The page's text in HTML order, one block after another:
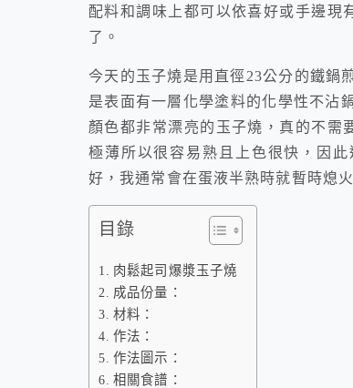
配料和調味上都可以依喜好或手邊現
了。
今天的玉子燒是用直徑23公分的鐵鍋
是表面有一層化學塗料的化學性不沾
顏色都非常漂亮的玉子燒，真的不需
極薄所以很容易熟且上色很快，因
好，我通常會在蛋液半熟時就暫時熄
目錄
肉鬆起司爆漿玉子燒
成品份量：
材料：
作法：
作法圖示：
相關食譜：